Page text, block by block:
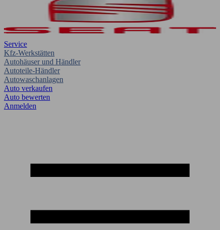
Service
Kfz-Werkstätten
Autohäuser und Händler
Autoteile-Händler
Autowaschanlagen
Auto verkaufen
Auto bewerten
Anmelden